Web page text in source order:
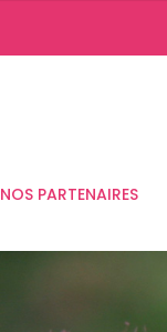
NOS PARTENAIRES